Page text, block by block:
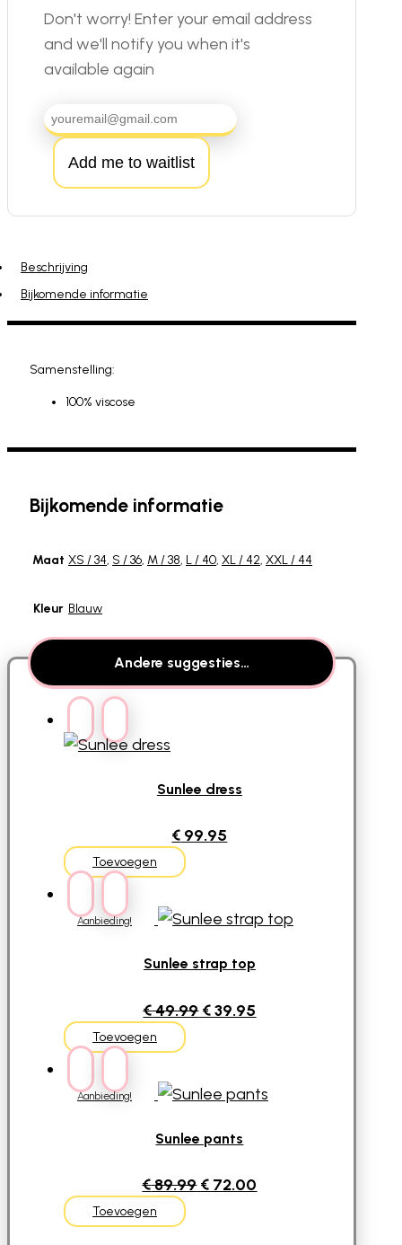
Don't worry! Enter your email address
and we'll notify you when it's
available again
Add me to waitlist
Beschrijving
Bijkomende informatie
Samenstelling:
100% viscose
Bijkomende informatie
Maat XS / 34, S / 36, M / 38, L / 40, XL / 42, XXL / 44
Kleur Blauw
Andere suggesties…
Sunlee dress
€ 99.95
Toevoegen
Aanbieding!
Sunlee strap top
€49.99 Oorspronkelijke
€ 49.99.
€39.95
€ 39.95.
Toevoegen
Aanbieding!
Sunlee pants
€89.99 Oorspronkelijke
€ 72.00
Toevoegen